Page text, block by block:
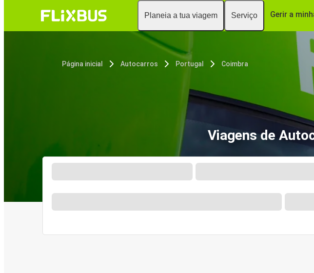
Planeia a tua viagem Serviço Gerir a
Página inicial Autocarros Portugal Coimbra
Viagens de